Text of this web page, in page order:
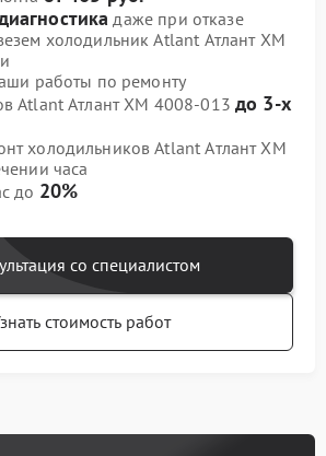
даже при отказе
холодильник Atlant Атлант ХМ
работы по ремонту
Atlant Атлант ХМ 4008-013 до 3-х
холодильников Atlant Атлант ХМ
часа
до 20%
со специалистом
стоимость работ